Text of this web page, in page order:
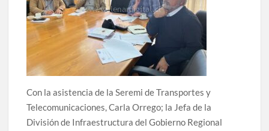
Con la asistencia de la Seremi de Transportes y
Telecomunicaciones, Carla Orrego; la Jefa de la
División de Infraestructura del Gobierno Regional